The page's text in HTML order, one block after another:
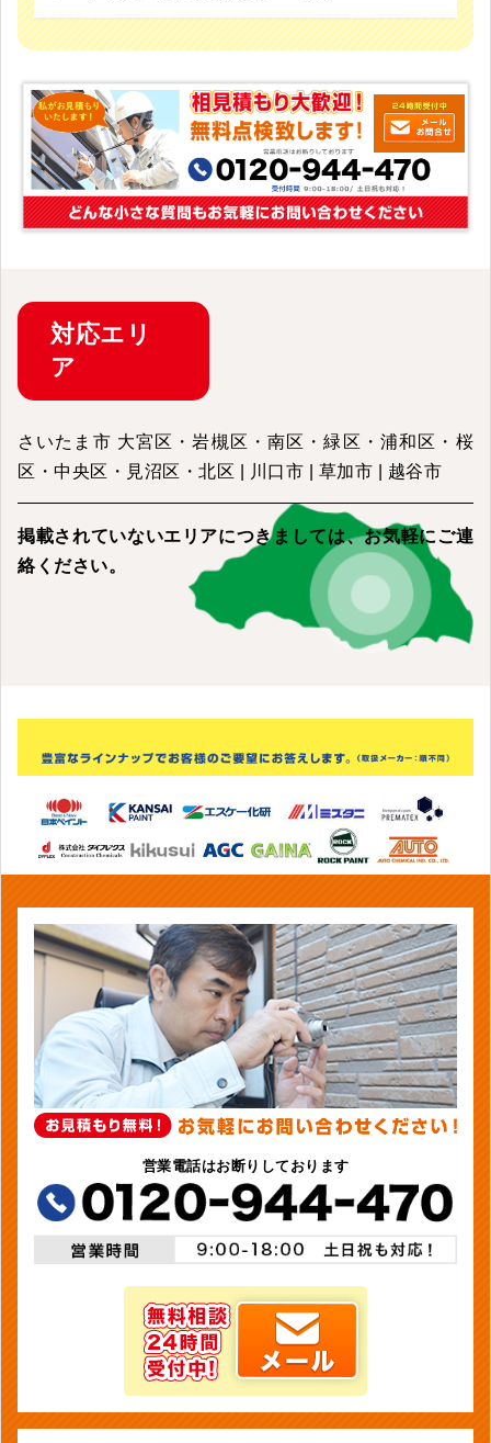
対応エリ
ア
さいたま市 大宮区・岩槻区・南区・緑区・浦和区・桜
区・中央区・見沼区・北区 | 川口市 | 草加市 | 越谷市
掲載されていないエリアにつきましては、お気軽にご連
絡ください。
営業電話はお断りしております